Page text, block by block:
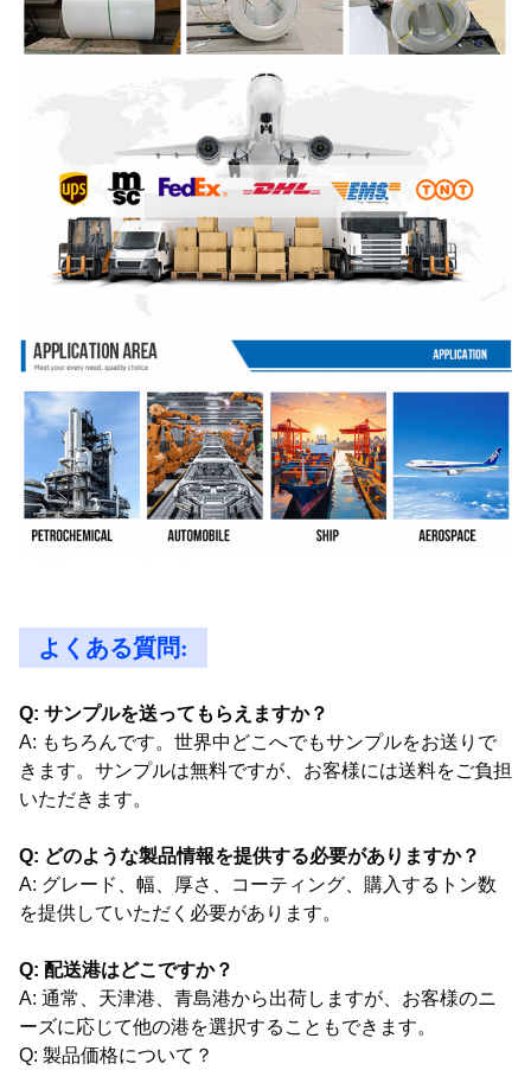
よくある質問:
Q: サンプルを送ってもらえますか？
A: もちろんです。世界中どこへでもサンプルをお送りで
きます。サンプルは無料ですが、お客様には送料をご負担
いただきます。
Q: どのような製品情報を提供する必要がありますか？
A: グレード、幅、厚さ、コーティング、購入するトン数
を提供していただく必要があります。
Q: 配送港はどこですか？
A: 通常、天津港、青島港から出荷しますが、お客様のニ
ーズに応じて他の港を選択することもできます。
Q: 製品価格について？